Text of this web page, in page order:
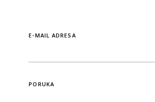
E-MAIL ADRESA
PORUKA